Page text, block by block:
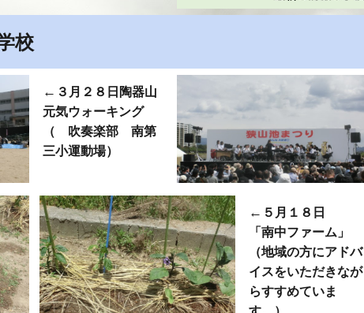
校
← ３月２ ８ 日陶器山
元気ウォーキング
（ 吹奏楽部 南第
三小運動場）
← ５月１８日
「南中ファーム」
（地域の方にアドバ
イスをいただきなが
らすすめていま